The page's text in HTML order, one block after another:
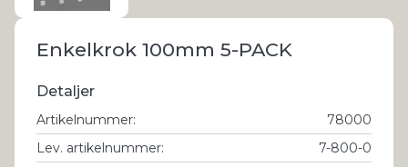
Enkelkrok 100mm 5-PACK
Detaljer
Artikelnummer:
78000
Lev. artikelnummer:
7-800-0